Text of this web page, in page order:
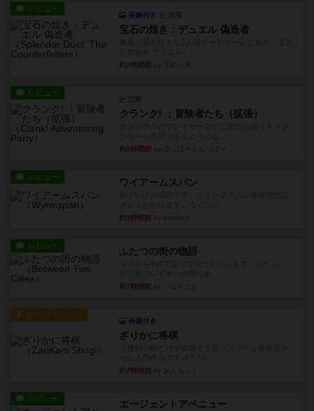
レビュー
画像付き 充実
宝石の煌き：デュエル 偽造者
約2時間前
レビュー
充実
クランク! ：冒険者たち（拡張）
約3時間前
レビュー ワイアームスパン
約3時間前
レビュー ふたつの街の物語
約7時間前
ルール/インスト
画像付き
ざりかに将棋
約7時間前
レビュー エージェントアベニュー